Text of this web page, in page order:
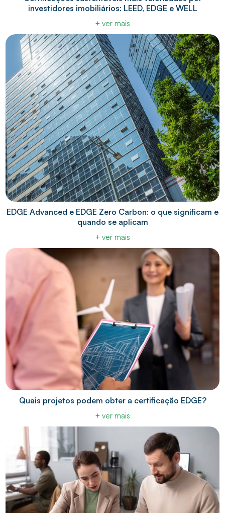
investidores imobiliários: LEED, EDGE e WELL
+ ver mais
EDGE Advanced e EDGE Zero Carbon: o que significam e
quando se aplicam
+ ver mais
Quais projetos podem obter a certificação EDGE?
+ ver mais